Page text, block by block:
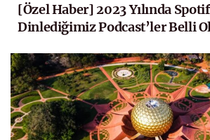
[Özel Haber] 2023 Yılında
Dinlediğimiz Podcast’ler Belli